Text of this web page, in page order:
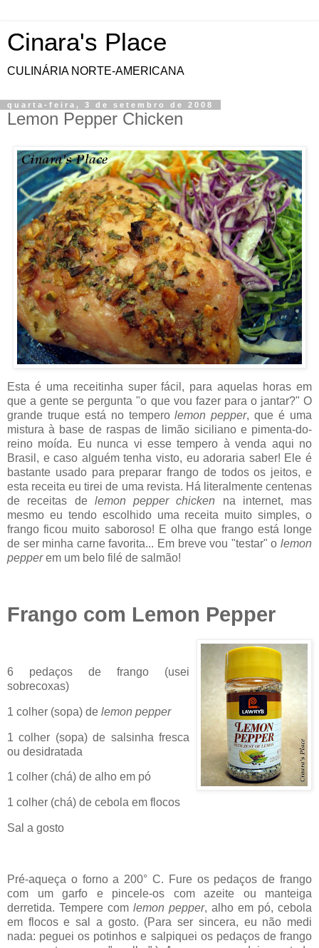
Cinara's Place
CULINÁRIA NORTE-AMERICANA
quarta-feira, 3 de setembro de 2008
Lemon Pepper Chicken
Esta é uma receitinha super fácil, para aquelas horas em
que a gente se pergunta "o que vou fazer para o jantar?" O
grande truque está no temperolemon pepper, que é uma
mistura à base de raspas de limão siciliano e pimenta-do-
reino moída. Eu nunca vi esse tempero à venda aqui no
Brasil, e caso alguém tenha visto, eu adoraria saber! Ele é
bastante usado para preparar frango de todos os jeitos, e
esta receita eu tirei de uma revista. Há literalmente centenas
de receitas de lemon pepper chicken na internet, mas
mesmo eu tendo escolhido uma receita muito simples, o
frango ficou muito saboroso! E olha que frango está longe
de ser minha carne favorita... Em breve vou "testar" olemon
pepperem um belo filé de salmão!
Frango com Lemon Pepper
6 pedaços de frango (usei
sobrecoxas)
1 colher (sopa) de lemon pepper
1 colher (sopa) de salsinha fresca
ou desidratada
1 colher (chá) de alho em pó
1 colher (chá) de cebola em flocos
Sal a gosto
Pré-aqueça o forno a 200° C. Fure os pedaços de frango
com um garfo e pincele-os com azeite ou manteiga
derretida. Tempere com lemon pepper, alho em pó, cebola
em flocos e sal a gosto. (Para ser sincera, eu não medi
nada: peguei os potinhos e salpiquei os pedaços de frango